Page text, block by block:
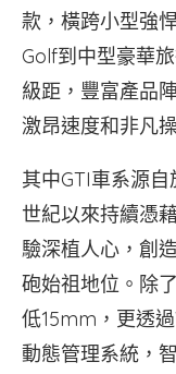
款，橫跨小型強
Golf到中型豪華
級距，豐富產品
激昂速度和非凡
其中GTI車系源自
世紀以來持續憑
驗深植人心，創
砲始祖地位。除
低15mm，更透
動態管理系統，